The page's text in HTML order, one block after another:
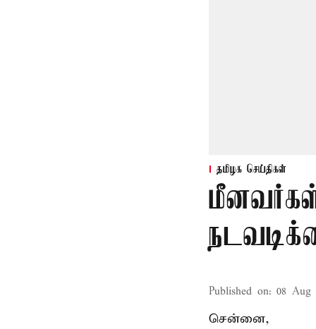
தமிழக செய்திகள்
மீனவர்கள்
Published on: 08 Aug
சென்னை,